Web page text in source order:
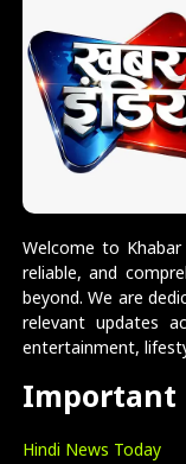
Welcome to
reliable, and
beyond. We are
relevant updates
entertainment,
Important
Hindi News Today